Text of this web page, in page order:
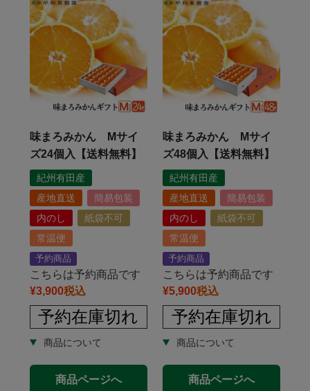
味まろみかん Mサイ
ズ24個入【送料無料】
紀州有田産
産地直送
簡易包装
内のし
紙袋不可
常温便
予約商品
こちらは予約商品です
¥3,900税込
予約在庫切れ
商品ページへ
味まろみかん Mサイ
ズ48個入【送料無料】
紀州有田産
産地直送
簡易包装
内のし
紙袋不可
常温便
予約商品
こちらは予約商品です
¥5,900税込
予約在庫切れ
商品ページへ